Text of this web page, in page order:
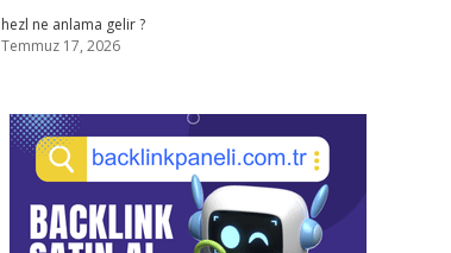
hezl ne anlama gelir ?
Temmuz 17, 2026